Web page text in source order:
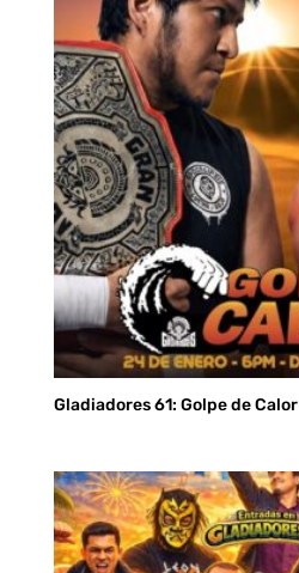
hasta
S/ 80.00
Gladiadores 61: Golpe de Calor